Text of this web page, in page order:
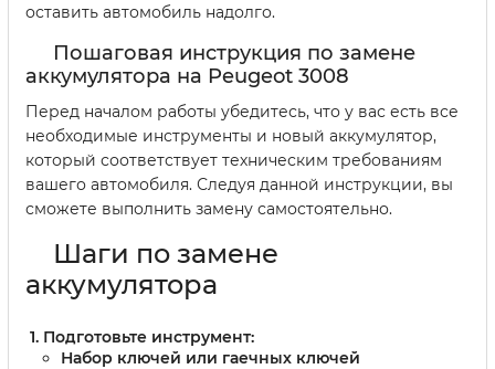
оставить автомобиль надолго.
Пошаговая инструкция по замене
аккумулятора на Peugeot 3008
Перед началом работы убедитесь, что у вас есть все
необходимые инструменты и новый аккумулятор,
который соответствует техническим требованиям
вашего автомобиля. Следуя данной инструкции, вы
сможете выполнить замену самостоятельно.
Шаги по замене
аккумулятора
Подготовьте инструмент:
Набор ключей или гаечных ключей